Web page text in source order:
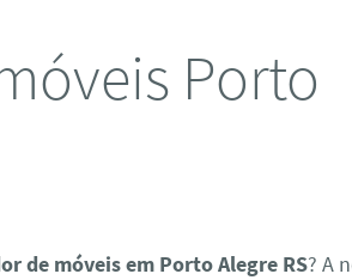
Porto
de móveis em Porto Alegre RS? A